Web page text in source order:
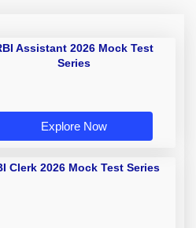
Assistant 2026 Mock Test
Series
Explore Now
Clerk 2026 Mock Test Series